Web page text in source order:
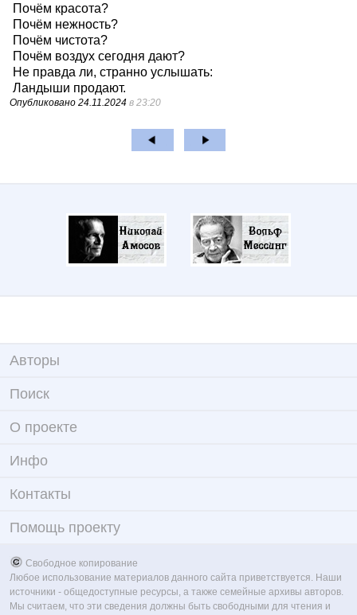
Почём красота?
Почём нежность?
Почём чистота?
Почём воздух сегодня дают?
Не правда ли, странно услышать:
Ландыши продают.
Опубликовано 24.11.2024 в 23:20
Авторы
Поиск
О проекте
Инфо
Контакты
Помощь проекту
Свободное копирование
Любое использование материалов данного сайта приветствуется. Наши
источники - общедоступные ресурсы, а также семейные архивы авторов.
Мы считаем, что эти сведения должны быть свободными для чтения и